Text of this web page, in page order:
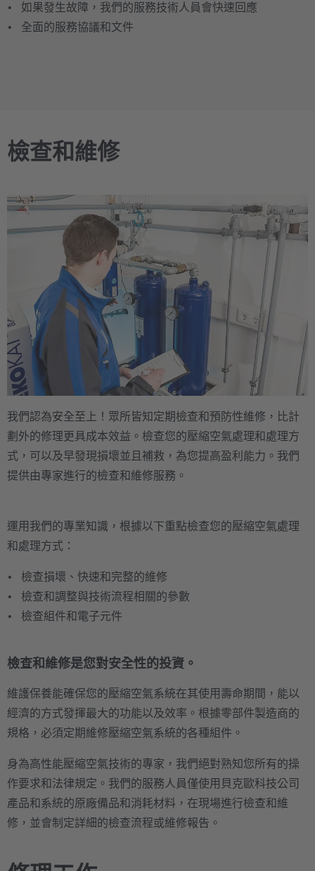
如果發生故障，我們的服務技術人員會快速回應
全面的服務協議和文件
檢查和維修
我們認為安全至上！眾所皆知定期檢查和預防性維修，比計
劃外的修理更具成本效益。檢查您的壓縮空氣處理和處理方
式，可以及早發現損壞並且補救，為您提高盈利能力。我們
提供由專家進行的檢查和維修服務。
運用我們的專業知識，根據以下重點檢查您的壓縮空氣處理
和處理方式：
檢查損壞、快速和完整的維修
檢查和調整與技術流程相關的參數
檢查組件和電子元件
檢查和維修是您對安全性的投資。
維護保養能確保您的壓縮空氣系統在其使用壽命期間，能以
經濟的方式發揮最大的功能以及效率。根據零部件製造商的
規格，必須定期維修壓縮空氣系統的各種組件。
身為高性能壓縮空氣技術的專家，我們絕對熟知您所有的操
作要求和法律規定。我們的服務人員僅使用貝克歐科技公司
產品和系統的原廠備品和消耗材料，在現場進行檢查和維
修，並會制定詳細的檢查流程或維修報告。